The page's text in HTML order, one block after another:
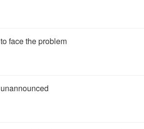
to face the problem
unannounced